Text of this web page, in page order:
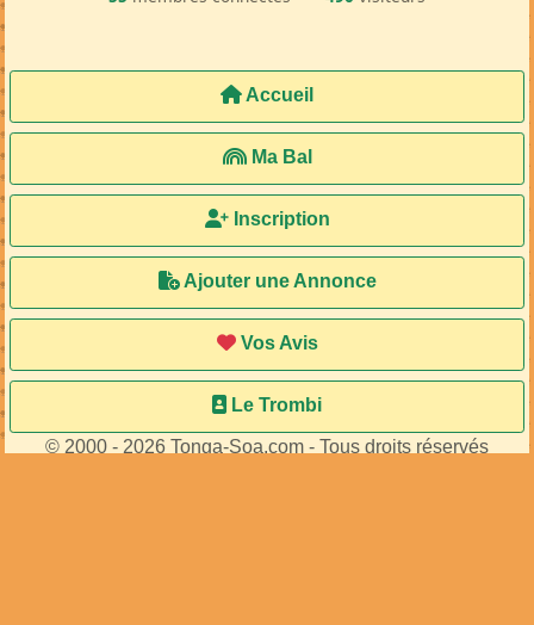
Accueil
Ma Bal
Inscription
Ajouter une Annonce
Vos Avis
Le Trombi
© 2000 - 2026 Tonga-Soa.com - Tous droits réservés